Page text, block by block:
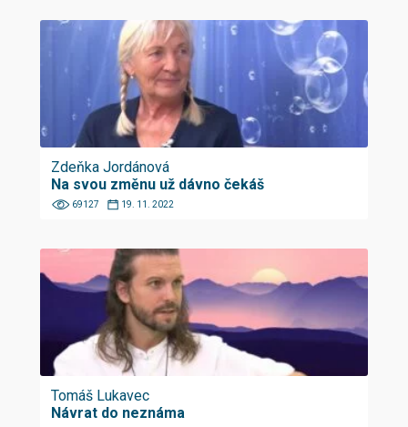
Zdeňka Jordánová
Na svou změnu už dávno čekáš
69127 19. 11. 2022
Tomáš Lukavec
Návrat do neznáma